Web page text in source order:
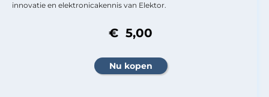
innovatie en elektronicakennis van Elektor.
€ 5,00